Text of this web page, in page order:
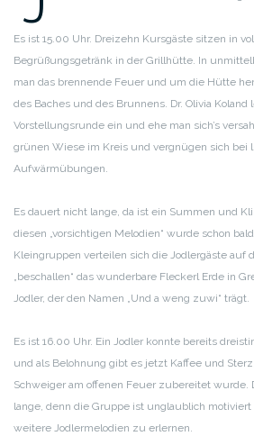
Es ist 15.00 Uhr. Dreizehn Kursgäste sitzen in
Begrüßungsgetränk in der Grillhütte. In
man das brennende Feuer und um die Hütte
des Baches und des Brunnens. Dr. Olivia
Vorstellungsrunde ein und ehe man sich’s
grünen Wiese im Kreis und vergnügen sich bei
Aufwärmübungen.
Es dauert nicht lange, da ist ein Summen und
diesen „vorsichtigen Melodien“ wurde schon
Kleingruppen verteilen sich die Jodlergäste auf
„beschallen“ das wunderbare Fleckerl Erde in
Jodler, der den Namen „Und a weng zuwi“ trägt.
Es ist 16.00 Uhr. Ein Jodler konnte bereits
und als Belohnung gibt es jetzt Kaffee und
Schweiger am offenen Feuer zubereitet wurde.
lange, denn die Gruppe ist unglaublich
weitere Jodlermelodien zu erlernen.